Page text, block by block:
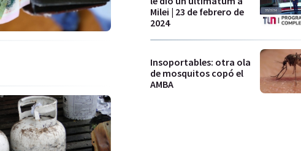
Milei | 23 de febrero de
2024
Insoportables: otra ola
de mosquitos copó el
AMBA